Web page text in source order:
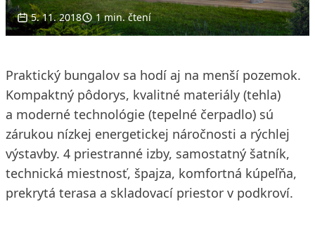
5. 11. 2018 1 min. čtení
Praktický bungalov sa hodí aj na menší pozemok.
Kompaktný pôdorys, kvalitné materiály (tehla)
a moderné technológie (tepelné čerpadlo) sú
zárukou nízkej energetickej náročnosti a rýchlej
výstavby. 4 priestranné izby, samostatný šatník,
technická miestnosť, špajza, komfortná kúpeľňa,
prekrytá terasa a skladovací priestor v podkroví.